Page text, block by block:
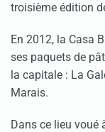
troisième édition
En 2012, la Casa
ses paquets de
la capitale : La
Marais.
Dans ce lieu voué